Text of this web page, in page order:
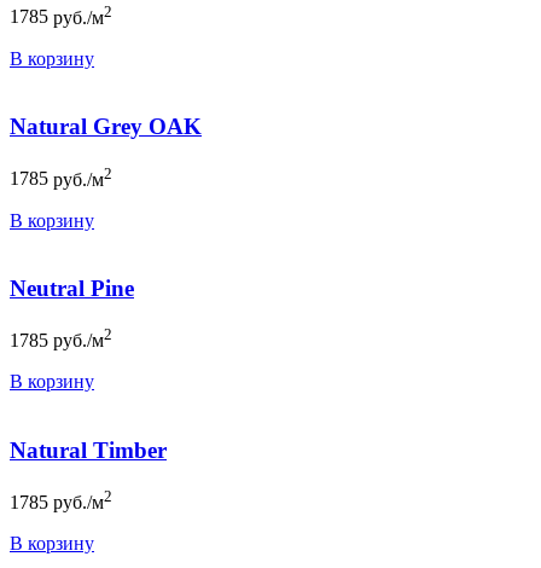
1785 руб./м2
В корзину
Natural Grey OAK
1785 руб./м2
В корзину
Neutral Pine
1785 руб./м2
В корзину
Natural Timber
1785 руб./м2
В корзину